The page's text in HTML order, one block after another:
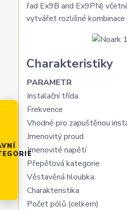
řad Ex9B and Ex9PN)
vytvářet rozlišné
Charakteristiky
PARAMETR
Instalační třída
Frekvence
Vhodné pro zapuštěnou
Jmenovitý proud
Jmenovité napětí
Přepěťová kategorie
Věstavěná hloubka
Charakteristika
Počet pólů (celkem)